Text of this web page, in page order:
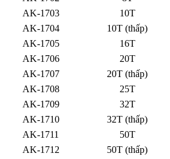
AK-1703
10T
AK-1704
10T (thấp)
AK-1705
16T
AK-1706
20T
AK-1707
20T (thấp)
AK-1708
25T
AK-1709
32T
AK-1710
32T (thấp)
AK-1711
50T
AK-1712
50T (thấp)